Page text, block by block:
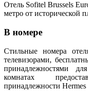
Отель Sofitel Brussels
метро от исторической
В номере
Стильные номера
телевизорами,
принадлежностями
комнатах
принадлежности